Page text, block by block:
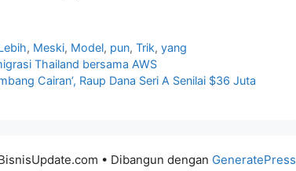
, Meski, Model, pun,Trik,yang
Thailand bersama AWS
Cairan’, Raup Dana Seri A Senilai $36 Juta
• Dibangun dengan GeneratePress